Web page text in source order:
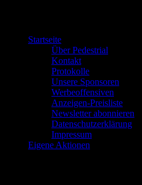
Startseite
Über Pedestrial
Kontakt
Protokolle
Unsere Sponsoren
Werbeoffensiven
Anzeigen-Preisliste
Newsletter abonnieren
Datenschutzerklärung
Impressum
Eigene Aktionen